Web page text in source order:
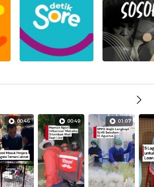
00:46 00:49 01:07